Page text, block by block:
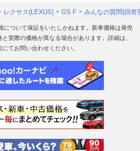
レクサス(LEXUS) GS F みんなの質問(回答
ついて保証をいたしかねます。新車価格は発売
実際の価格が異なる場合があります。詳細は、
てお問い合わせください。